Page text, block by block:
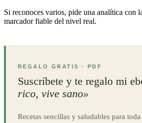
Si reconoces varios, pide una analítica con
marcador fiable del nivel real.
REGALO GRATIS · PDF
Suscríbete y te regalo mi
rico, vive sano»
Recetas sencillas y saludables para